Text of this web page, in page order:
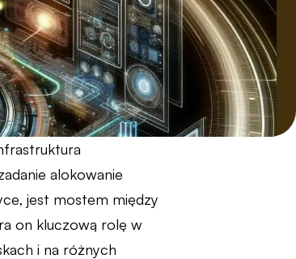
alokowanie
jest mostem między
on kluczową rolę w
i na różnych